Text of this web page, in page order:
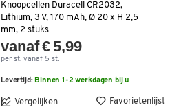
Knoopcellen Duracell CR2032,
Lithium, 3 V, 170 mAh, Ø 20 x H 2,5
mm, 2 stuks
vanaf € 5,99
per st. vanaf 5 st.
Levertijd: Binnen 1-2 werkdagen bij u
Vergelijken Favorietenlijst